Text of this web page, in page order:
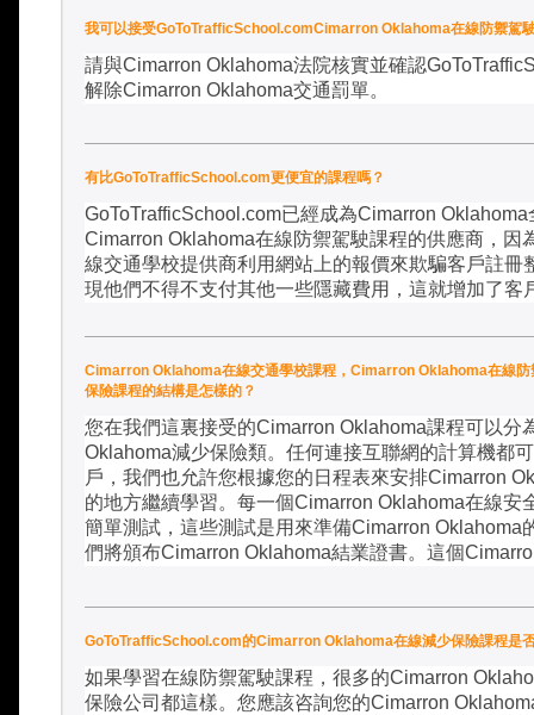
我可以接受GoToTrafficSchool.comCimarron Oklahoma在線防禦駕
請與Cimarron Oklahoma法院核實並確認
解除Cimarron Oklahoma交通罰單。
有比GoToTrafficSchool.com更便宜的課程嗎？
GoToTrafficSchool.com已經成為Cimarron Oklahoma
Cimarron Oklahoma在線防禦駕駛課程的供應商，因
線交通學校提供商利用網站上的報價來欺騙客戶註冊
現他們不得不支付其他一些隱藏費用，這就增加了客
Cimarron Oklahoma在線交通學校課程，Cimarron Oklahoma在線
保險課程的結構是怎樣的？
您在我們這裏接受的Cimarron Oklahoma課程可以分
Oklahoma減少保險類。任何連接互聯網的計算機都
戶，我們也允許您根據您的日程表來安排Cimarron
的地方繼續學習。每一個Cimarron Oklahoma在線安
簡單測試，這些測試是用來準備Cimarron Oklahoma
們將頒布Cimarron Oklahoma結業證書。這個
GoToTrafficSchool.com的Cimarron Oklahoma在線減少保險課程是
如果學習在線防禦駕駛課程，很多的Cimarron
保險公司都這樣。您應該咨詢您的Cimarron